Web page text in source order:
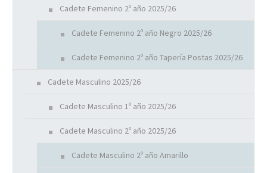
Cadete Femenino 2º año 2025/26
Cadete Femenino 2º año Negro 2025/26
Cadete Femenino 2º año Tapería Postas 2025/26
Cadete Masculino 2025/26
Cadete Masculino 1º año 2025/26
Cadete Masculino 2º año 2025/26
Cadete Masculino 2º año Amarillo